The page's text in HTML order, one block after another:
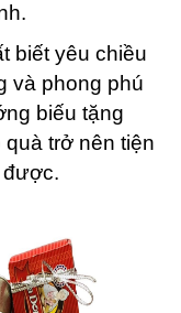
biết yêu chiều
và phong phú
biếu tặng
quà trở nên tiện
được.